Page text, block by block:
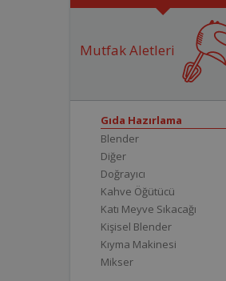
Mutfak Aletleri
Gıda Hazırlama
Blender
Diğer
Doğrayıcı
Kahve Öğütücü
Katı Meyve Sıkacağı
Kişisel Blender
Kıyma Makinesi
Mikser